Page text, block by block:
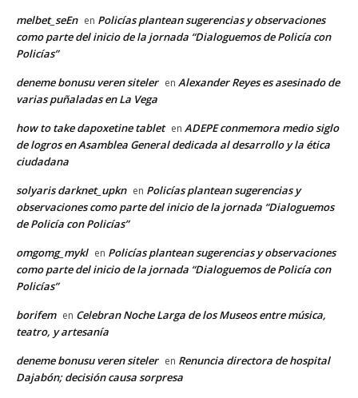
melbet_seEn en Policías plantean sugerencias y observaciones
como parte del inicio de la jornada “Dialoguemos de Policía con
Policías”
deneme bonusu veren siteler en Alexander Reyes es asesinado de
varias puñaladas en La Vega
how to take dapoxetine tablet en ADEPE conmemora medio siglo
de logros en Asamblea General dedicada al desarrollo y la ética
ciudadana
solyaris darknet_upkn en Policías plantean sugerencias y
observaciones como parte del inicio de la jornada “Dialoguemos
de Policía con Policías”
omgomg_mykl en Policías plantean sugerencias y observaciones
como parte del inicio de la jornada “Dialoguemos de Policía con
Policías”
borifem en Celebran Noche Larga de los Museos entre música,
teatro, y artesanía
deneme bonusu veren siteler en Renuncia directora de hospital
Dajabón; decisión causa sorpresa